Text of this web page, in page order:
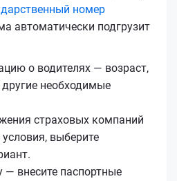
номер
автоматически подгрузит
о водителях — возраст,
необходимые
страховых компаний
выберите
— внесите паспортные